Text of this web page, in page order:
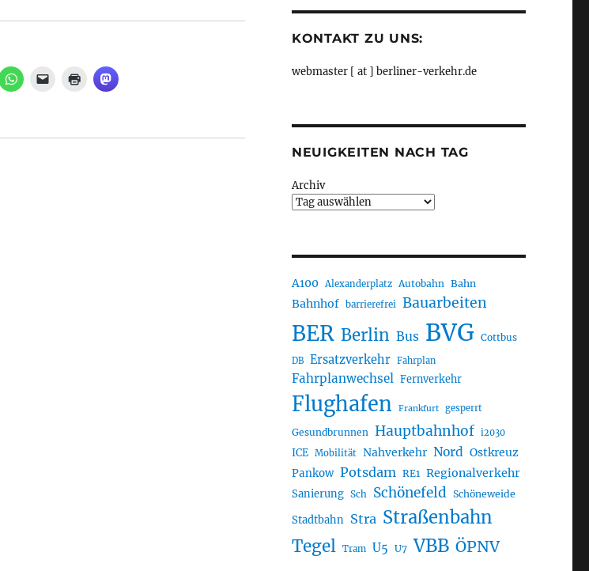
setzt neue Standards für rund 3000 Kilometer Radwege, aus Senat“
KONTAKT ZU UNS:
webmaster [ at ] berliner-verkehr.de
NEUIGKEITEN NACH TAG
Archiv
A100 Alexanderplatz Autobahn Bahn
Bahnhof barrierefrei Bauarbeiten
BER Berlin Bus BVG Cottbus
DB Ersatzverkehr Fahrplan
Fahrplanwechsel Fernverkehr
Flughafen Frankfurt gesperrt
Gesundbrunnen Hauptbahnhof i2030
ICE Mobilität Nahverkehr Nord Ostkreuz
Pankow Potsdam RE1 Regionalverkehr
Sanierung Sch Schönefeld Schöneweide
Stadtbahn Stra Straßenbahn
Tegel Tram U5 U7 VBB ÖPNV